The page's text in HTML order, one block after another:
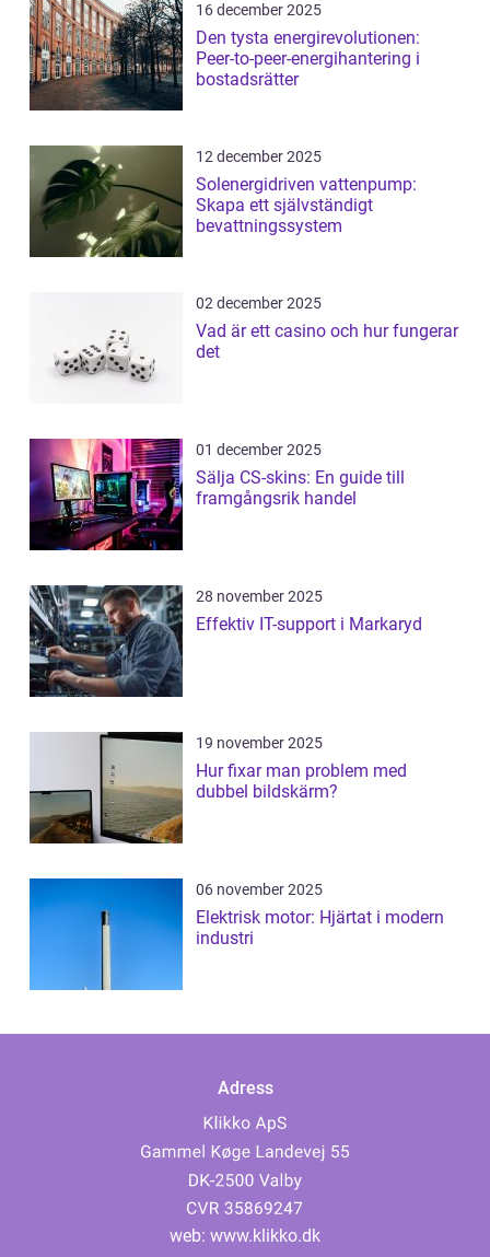
16 december 2025
Den tysta energirevolutionen:
Peer-to-peer-energihantering i
bostadsrätter
12 december 2025
Solenergidriven vattenpump:
Skapa ett självständigt
bevattningssystem
02 december 2025
Vad är ett casino och hur fungerar
det
01 december 2025
Sälja CS-skins: En guide till
framgångsrik handel
28 november 2025
Effektiv IT-support i Markaryd
19 november 2025
Hur fixar man problem med
dubbel bildskärm?
06 november 2025
Elektrisk motor: Hjärtat i modern
industri
Adress
web: www.klikko.dk